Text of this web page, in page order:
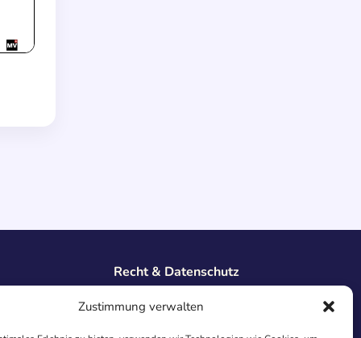
Zustimmung verwalten
Recht & Datenschutz
Datenschutz